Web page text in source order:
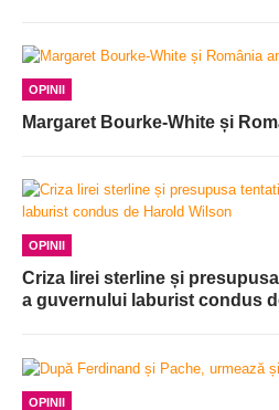
OPINII
Margaret Bourke-White și
OPINII
Criza lirei sterline și
a guvernului laburist condus
OPINII